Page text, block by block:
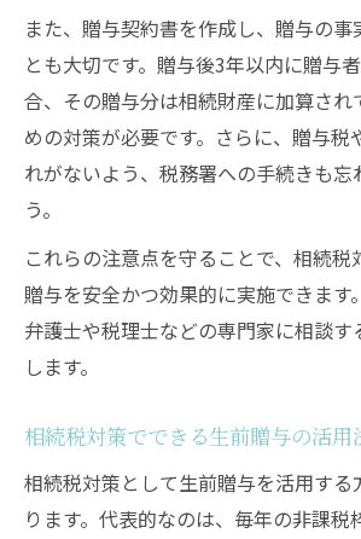
また、贈与契約書を作成し、贈与の事
とも大切です。贈与後3年以内に贈与
合、その贈与分は相続財産に加算され
めの対策が必要です。さらに、贈与税
れがないよう、税務署への手続きも忘
う。
これらの注意点を守ることで、相続
贈与を安全かつ効果的に実施できます
弁護士や税理士などの専門家に相談す
します。
相続税対策でできる生前贈与の活用
相続税対策として生前贈与を活用する
ります。代表的なのは、毎年の非課税